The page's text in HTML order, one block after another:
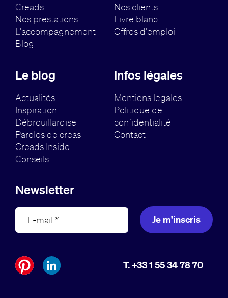
Creads
Nos prestations
L’accompagnement
Blog
Nos clients
Livre blanc
Offres d’emploi
Le blog
Actualités
Inspiration
Débrouillardise
Paroles de créas
Creads Inside
Conseils
Infos légales
Mentions légales
Politique de
confidentialité
Contact
Newsletter
Je m'inscris
T. +33 1 55 34 78 70